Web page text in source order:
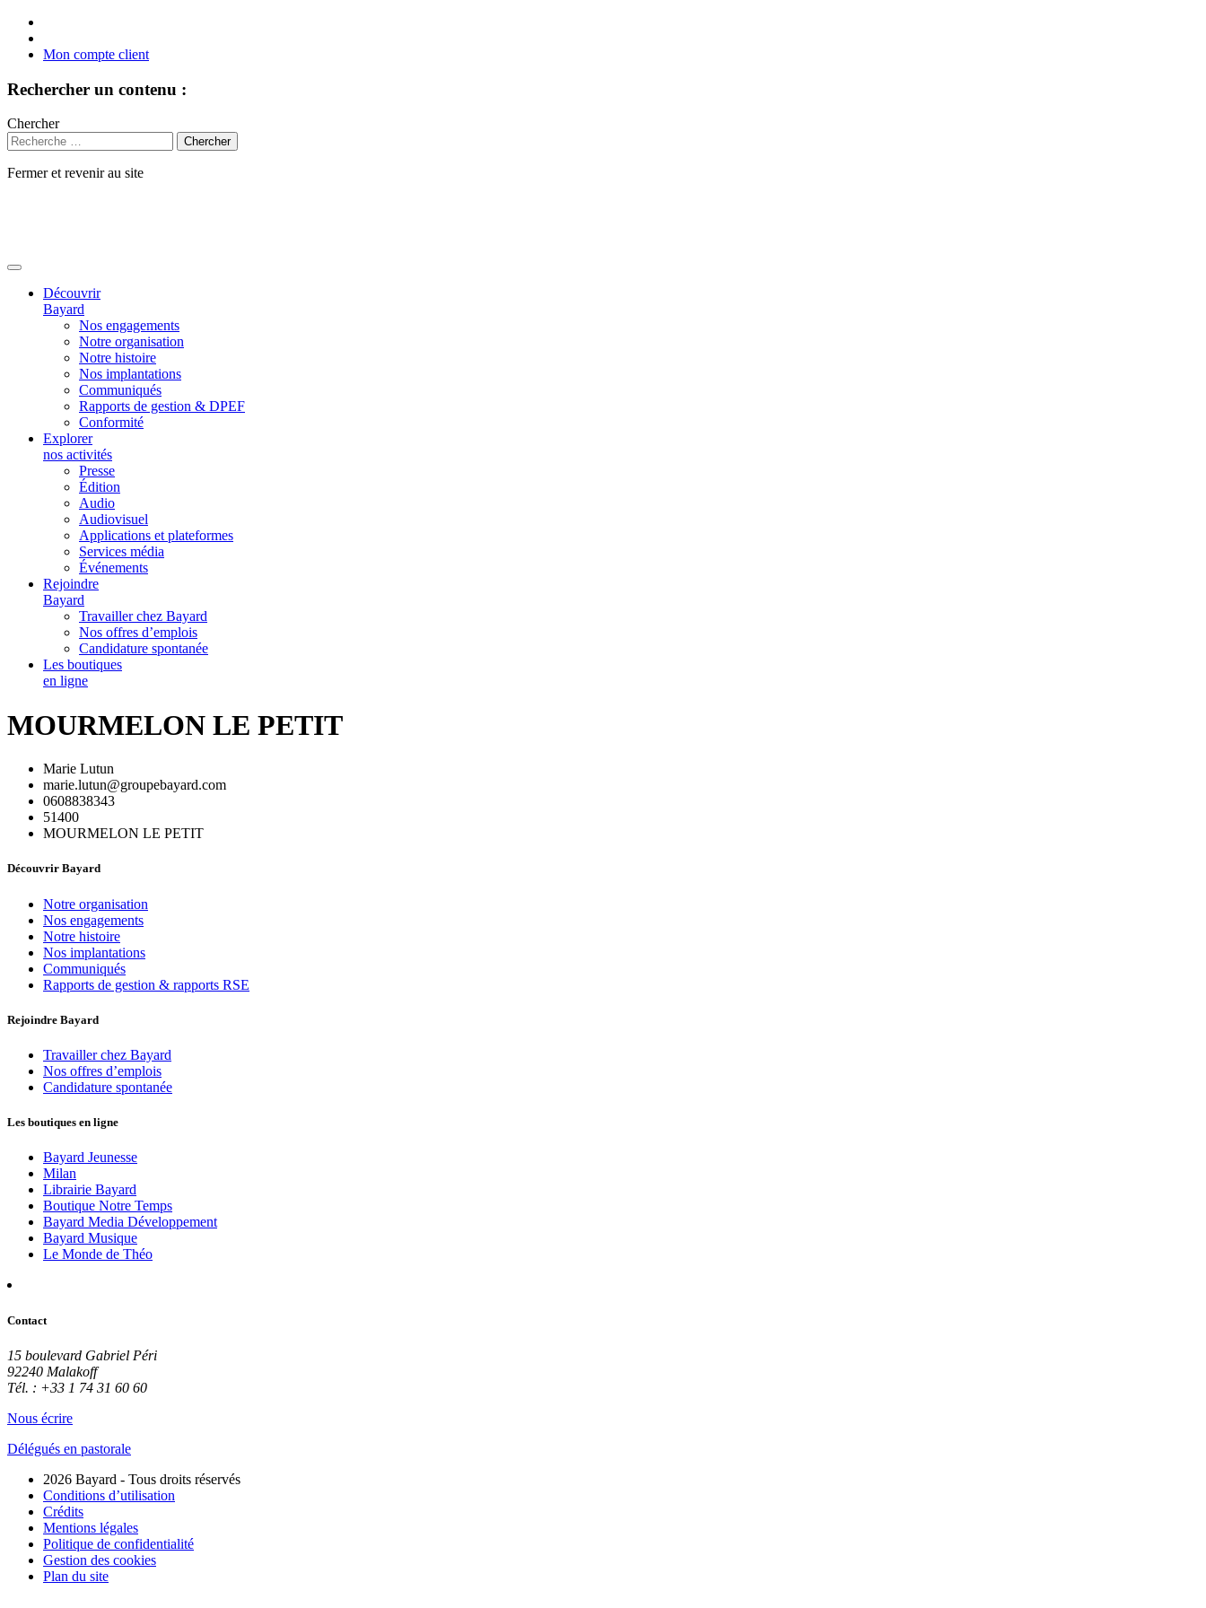
Mon compte client
Rechercher un contenu :
Chercher
Fermer et revenir au site
Découvrir
Bayard
Nos engagements
Notre organisation
Notre histoire
Nos implantations
Communiqués
Rapports de gestion & DPEF
Conformité
Explorer
nos activités
Presse
Édition
Audio
Audiovisuel
Applications et plateformes
Services média
Événements
Rejoindre
Bayard
Travailler chez Bayard
Nos offres d’emplois
Candidature spontanée
Les boutiques
en ligne
MOURMELON LE PETIT
Marie Lutun
marie.lutun@groupebayard.com
0608838343
51400
MOURMELON LE PETIT
Découvrir Bayard
Notre organisation
Nos engagements
Notre histoire
Nos implantations
Communiqués
Rapports de gestion & rapports RSE
Rejoindre Bayard
Travailler chez Bayard
Nos offres d’emplois
Candidature spontanée
Les boutiques en ligne
Bayard Jeunesse
Milan
Librairie Bayard
Boutique Notre Temps
Bayard Media Développement
Bayard Musique
Le Monde de Théo
Contact
15 boulevard Gabriel Péri
92240 Malakoff
Tél. : +33 1 74 31 60 60
Nous écrire
Délégués en pastorale
2026 Bayard - Tous droits réservés
Conditions d’utilisation
Crédits
Mentions légales
Politique de confidentialité
Gestion des cookies
Plan du site